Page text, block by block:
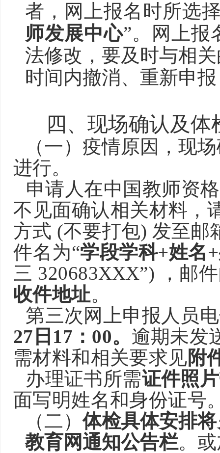
者，网上报名时所选
师发展中心”。网上报
法修改，要及时与相
时间内撤消、重新申
四、 现场确认及体
（一） 疫情原因，现
进行。
申请人在中国教师资
不见面确认相关材料，
方式 (不要打包) 发至邮
件名为“学段学科+姓名
三 320683XXX”) ，邮
收件地址。
第三次网上申报人员
27 日 17：00。 逾期未发
需材料和相关要求见附
办理证书所需证件照片
面写明姓名和身份证号
（二）体检具体安排
教育网通知公告栏。